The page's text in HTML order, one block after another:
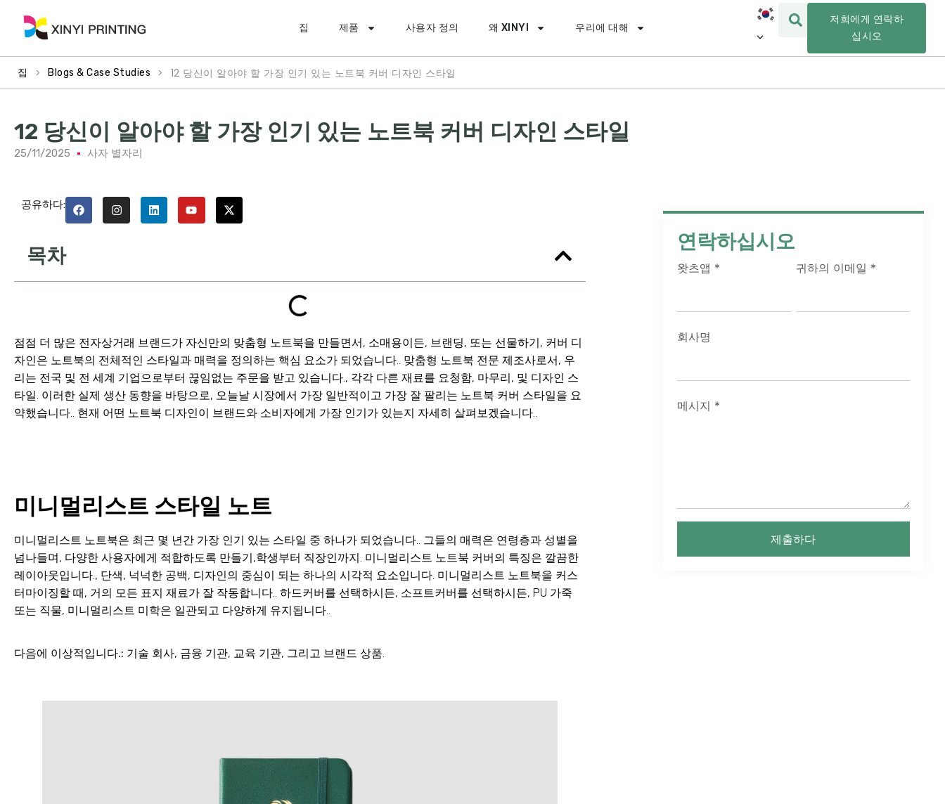
집 제품 사용자 정의 왜 XINYI 우리에 대해
저희에게 연락하
십시오
집 > Blogs & Case Studies > 12 당신이 알아야 할 가장 인기 있는 노트북 커버 디자인 스타일
12 당신이 알아야 할 가장 인기 있는 노트북 커버 디자인 스타일
25/11/2025 사자 별자리
공유하다:
목차
점점 더 많은 전자상거래 브랜드가 자신만의 맞춤형 노트북을 만들면서, 소매용이든, 브랜딩, 또는 선물하기, 커버 디
자인은 노트북의 전체적인 스타일과 매력을 정의하는 핵심 요소가 되었습니다.. 맞춤형 노트북 전문 제조사로서, 우
리는 전국 및 전 세계 기업으로부터 끊임없는 주문을 받고 있습니다., 각각 다른 재료를 요청함, 마무리, 및 디자인 스
타일. 이러한 실제 생산 동향을 바탕으로, 오늘날 시장에서 가장 일반적이고 가장 잘 팔리는 노트북 커버 스타일을 요
약했습니다.. 현재 어떤 노트북 디자인이 브랜드와 소비자에게 가장 인기가 있는지 자세히 살펴보겠습니다..
미니멀리스트 스타일 노트
미니멀리스트 노트북은 최근 몇 년간 가장 인기 있는 스타일 중 하나가 되었습니다.. 그들의 매력은 연령층과 성별을
넘나들며, 다양한 사용자에게 적합하도록 만들기,학생부터 직장인까지. 미니멀리스트 노트북 커버의 특징은 깔끔한
레이아웃입니다., 단색, 넉넉한 공백, 디자인의 중심이 되는 하나의 시각적 요소입니다. 미니멀리스트 노트북을 커스
터마이징할 때, 거의 모든 표지 재료가 잘 작동합니다.. 하드커버를 선택하시든, 소프트커버를 선택하시든, PU 가죽
또는 직물, 미니멀리스트 미학은 일관되고 다양하게 유지됩니다..
다음에 이상적입니다.: 기술 회사, 금융 기관, 교육 기관, 그리고 브랜드 상품.
연락하십시오
왓츠앱 * 귀하의 이메일 *
회사명
메시지 *
제출하다